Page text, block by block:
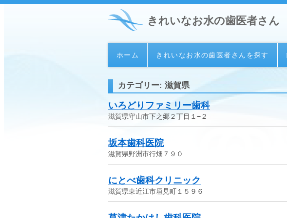
きれいなお水の歯医者さん
ホーム きれいなお水の歯医者さんを探す
カテゴリー: 滋賀県
いろどりファミリー歯科
滋賀県守山市下之郷２丁目１−２
坂本歯科医院
滋賀県野洲市行畑７９０
にとべ歯科クリニック
滋賀県東近江市垣見町１５９６